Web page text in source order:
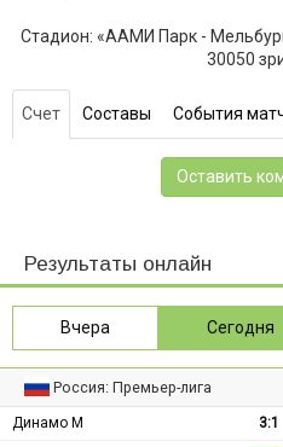
Стадион: «ААМИ Парк -
30050
Счет Составы События
Оставить
Результаты онлайн
Вчера Сегодня
Россия: Премьер-лига
Динамо М 3:1